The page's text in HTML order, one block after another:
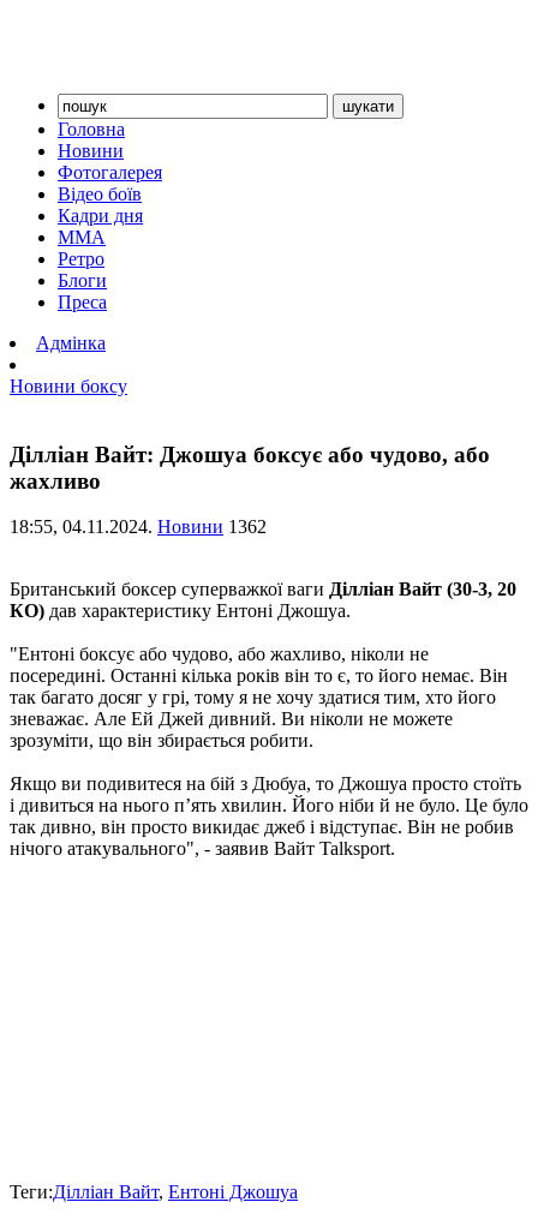
Головна
Новини
Фотогалерея
Відео боїв
Кадри дня
ММА
Ретро
Блоги
Преса
Адмінка
Новини боксу
Ділліан Вайт: Джошуа боксує або чудово, або
жахливо
18:55, 04.11.2024. Новини 1362
Британський боксер суперважкої ваги Ділліан Вайт (30-3, 20
КО) дав характеристику Ентоні Джошуа.
"Ентоні боксує або чудово, або жахливо, ніколи не
посередині. Останні кілька років він то є, то його немає. Він
так багато досяг у грі, тому я не хочу здатися тим, хто його
зневажає. Але Ей Джей дивний. Ви ніколи не можете
зрозуміти, що він збирається робити.
Якщо ви подивитеся на бій з Дюбуа, то Джошуа просто стоїть
і дивиться на нього п’ять хвилин. Його ніби й не було. Це було
так дивно, він просто викидає джеб і відступає. Він не робив
нічого атакувального", - заявив Вайт Talksport.
Теги:Ділліан Вайт, Ентоні Джошуа